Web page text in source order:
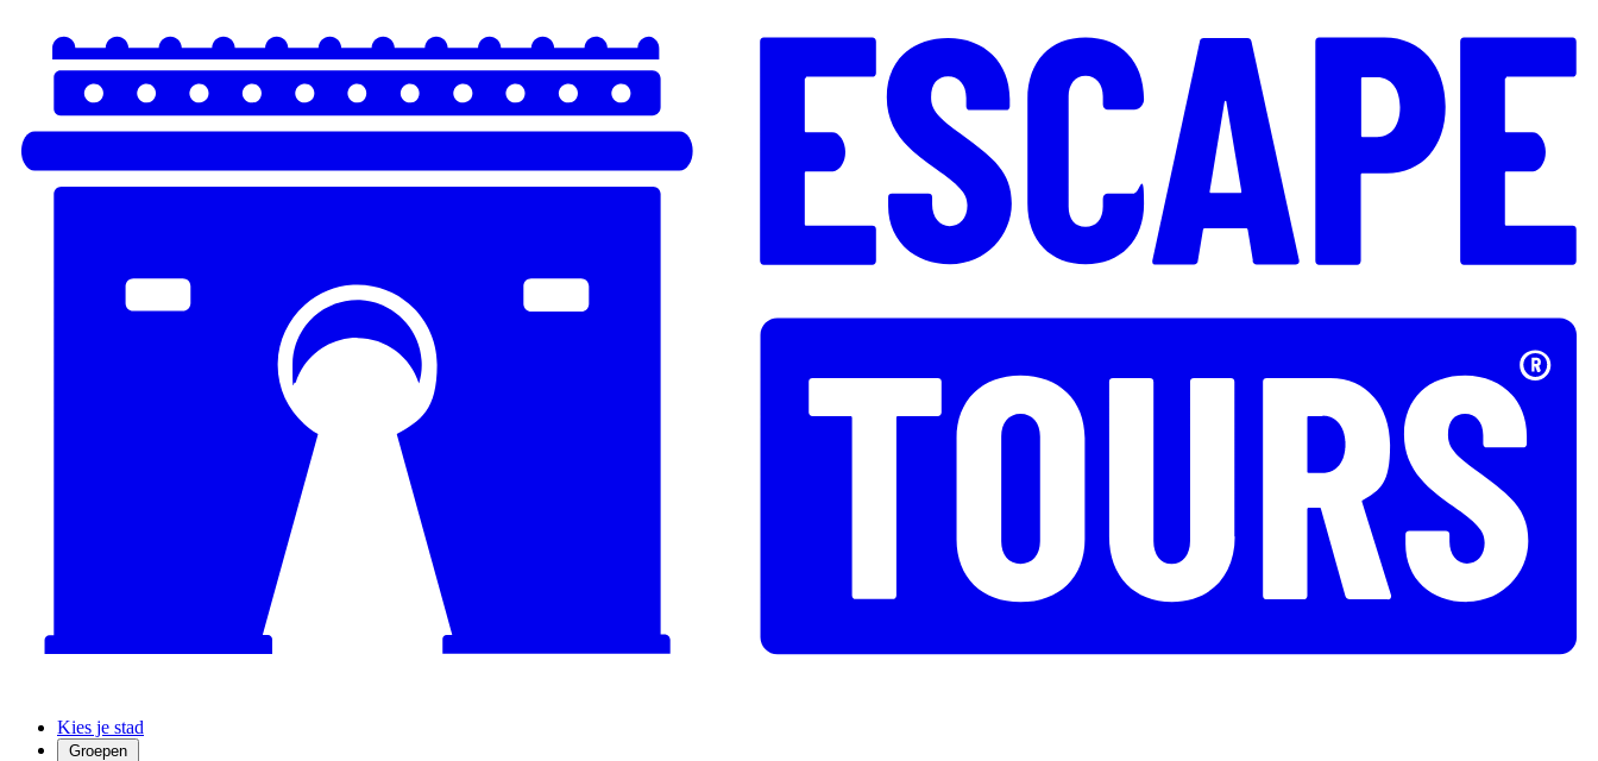
Kies je stad
Groepen